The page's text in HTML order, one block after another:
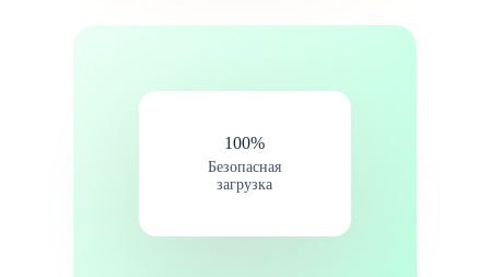
100%​
Безопасная
загрузка